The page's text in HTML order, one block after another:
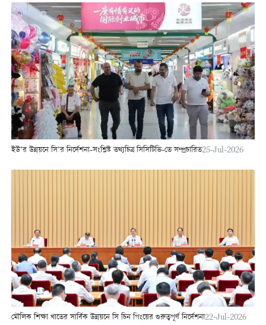
ইউ’র উন্নয়নে সি’র নির্দেশনা-সংশ্লিষ্ট তথ্যচিত্র সিসিটিভি-তে সম্প্রচারিত25-Jul-2026
মৌলিক শিক্ষা খাতের সার্বিক উন্নয়নে সি চিন পিংয়ের গুরুত্বপূর্ণ নির্দেশনা22-Jul-2026